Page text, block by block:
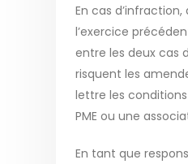
En cas
l’exercice
entre les deux cas
risquent les
lettre les
PME ou une
En tant que